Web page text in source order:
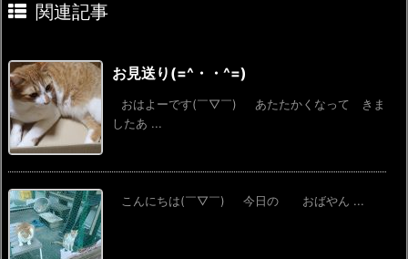
関連記事
お見送り(=^・・^=)
おはよーです(￣▽￣) あたたかくなって きま
したあ ...
こんにちは(￣▽￣) 今日の おばやん ...